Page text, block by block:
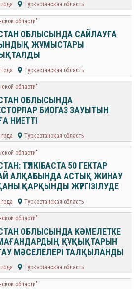
года Туркестанская область
области"
ОБЛЫСЫНДА САЙЛАУҒА
ЖҰМЫСТАРЫ
года Туркестанская область
области"
ОБЛЫСЫНДА
БИОГАЗ ЗАУЫТЫН
НИЕТТІ
года Туркестанская область
области"
ТҮЛКІБАСТА 50 ГЕКТАР
АЛҚАБЫНДА АСТЫҚ ЖИНАУ
ҚАРҚЫНДЫ ЖҮРГІЗІЛУДЕ
года Туркестанская область
области"
ОБЛЫСЫНДА КӘМЕЛЕТКЕ
ҚҰҚЫҚТАРЫН
МӘСЕЛЕЛЕРІ ТАЛҚЫЛАНДЫ
года Туркестанская область
области"